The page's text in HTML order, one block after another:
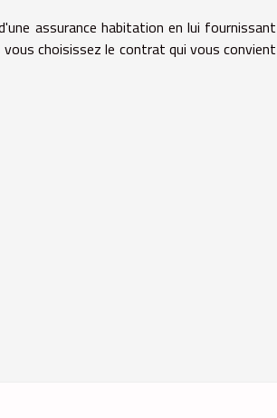
assurance habitation en lui fournissant
choisissez le contrat qui vous convient